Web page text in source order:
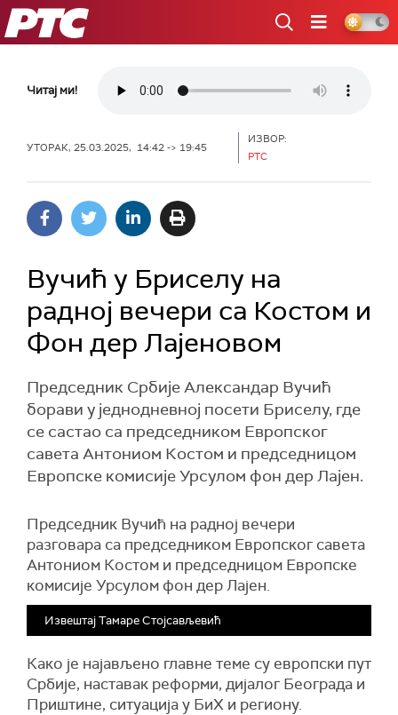
РТС
Читај ми!
УТОРАК, 25.03.2025, 14:42 -> 19:45
ИЗВОР:
РТС
Вучић у Бриселу на
радној вечери са Костом и
Фон дер Лајеновом
Председник Србије Александар Вучић
борави у једнодневној посети Бриселу, где
се састао са председником Европског
савета Антониом Костом и председницом
Европске комисије Урсулом фон дер Лајен.
Председник Вучић на радној вечери
разговара са председником Европског савета
Антониом Костом и председницом Европске
комисије Урсулом фон дер Лајен.
Извештај Тамаре Стојсављевић
Како је најављено главне теме су европски пут
Србије, наставак реформи, дијалог Београда и
Приштине, ситуација у БиХ и региону.